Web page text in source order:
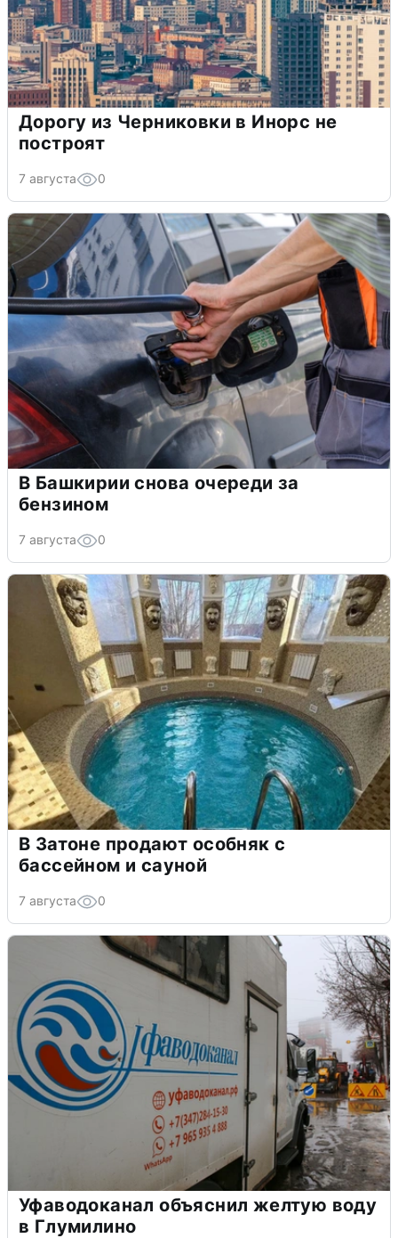
Дорогу из Черниковки в Инорс не
построят
7 августа 0
В Башкирии снова очереди за
бензином
7 августа 0
В Затоне продают особняк с
бассейном и сауной
7 августа 0
Уфаводоканал объяснил желтую воду
в Глумилино